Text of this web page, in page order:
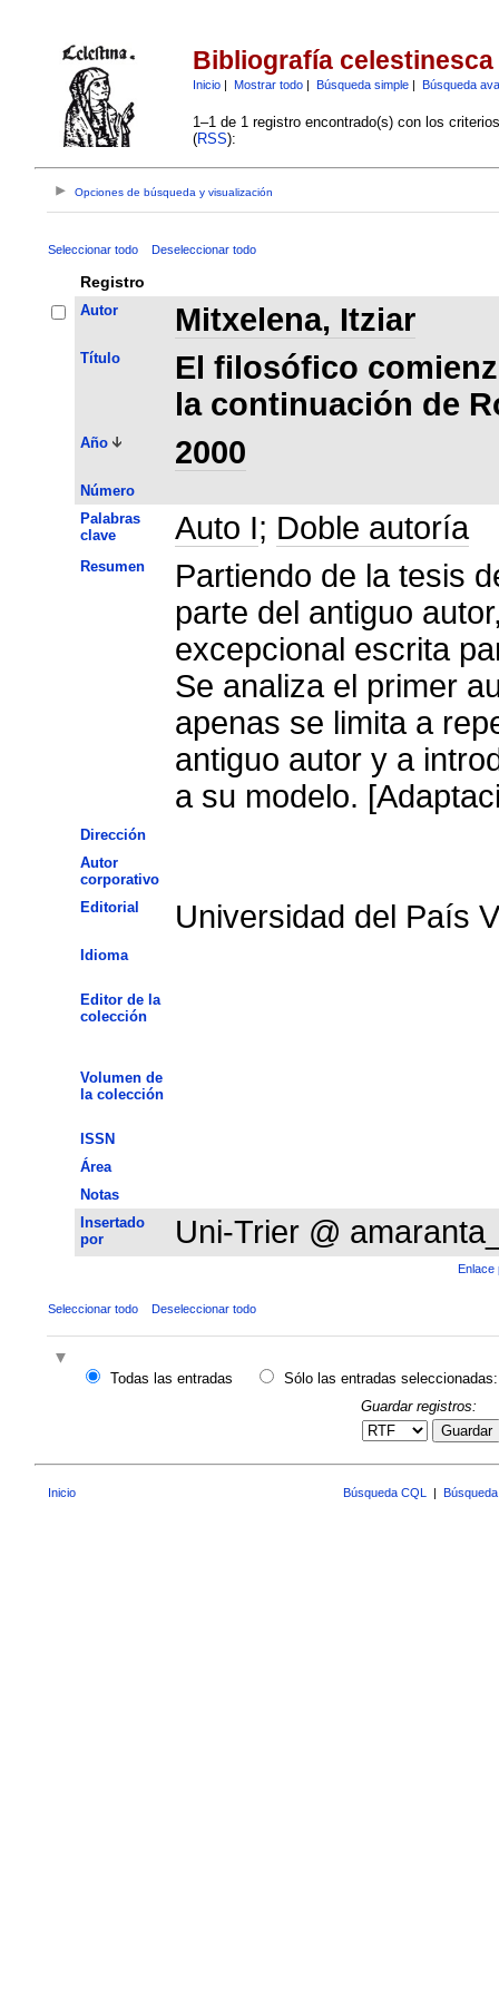
Bibliografía celestinesca
Inicio| Mostrar todo| Búsqueda simple| Búsqueda
1–1 de 1 registro encontrado(s) con los
(RSS):
Opciones de búsqueda y visualización
Seleccionar todo Deseleccionar todo
Registro
Autor Mitxelena, Itziar
Título
El filosófico
la continuación de
Año 2000
Número
Palabras
clave
Auto I; Doble autoría
Resumen
Partiendo de la tesis
parte del antiguo
excepcional escrita
Se analiza el primer
apenas se limita a
antiguo autor y a
a su modelo.
Dirección
Autor
corporativo
Editorial
Universidad del País
Idioma
Editor de la
colección
Volumen de
la colección
ISSN
Área
Notas
Insertado
por
Uni-Trier @
Enlace
Seleccionar todo Deseleccionar todo
Todas las entradas
Sólo las entradas seleccionadas:
Guardar registros:
Guardar
Inicio Búsqueda CQL